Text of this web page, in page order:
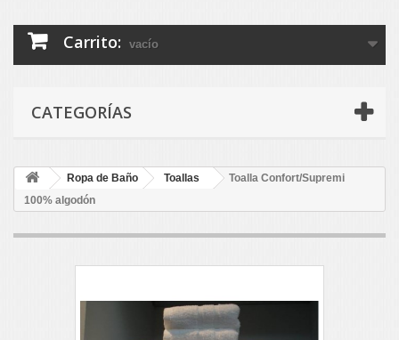
Carrito: vacío
CATEGORÍAS
Ropa de Baño Toallas
Toalla Confort/Supremi
100% algodón